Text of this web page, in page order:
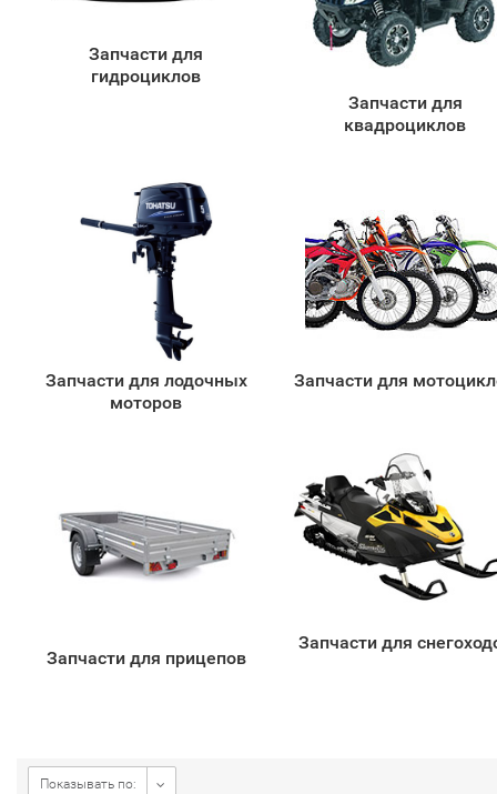
Запчасти для
гидроциклов
Запчасти для
квадроциклов
Запчасти для лодочных
моторов
Запчасти для
Запчасти для прицепов
Запчасти для
Показывать по: